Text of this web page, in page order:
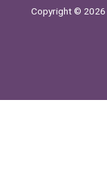
Copyright © 2026